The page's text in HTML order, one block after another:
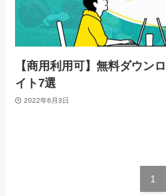
【商用利用可】無料ダウン
イト7選
2022年6月3日
1